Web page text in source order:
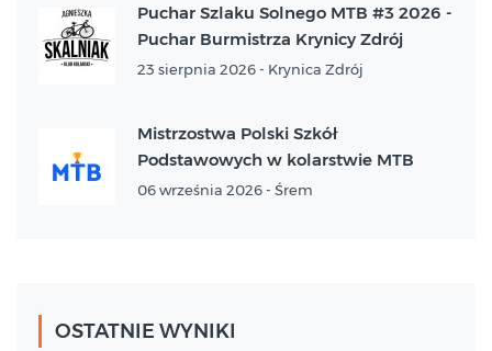
Puchar Szlaku Solnego MTB #3 2026 -
Puchar Burmistrza Krynicy Zdrój
23 sierpnia 2026 - Krynica Zdrój
Mistrzostwa Polski Szkół
Podstawowych w kolarstwie MTB
06 września 2026 - Śrem
OSTATNIE WYNIKI